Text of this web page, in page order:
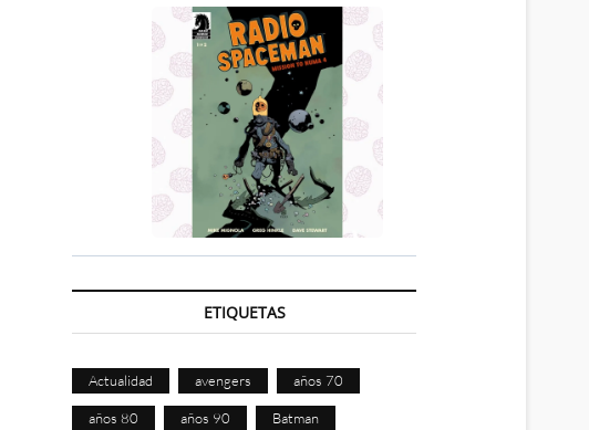
ETIQUETAS
Actualidad avengers años 70
años 80 años 90 Batman